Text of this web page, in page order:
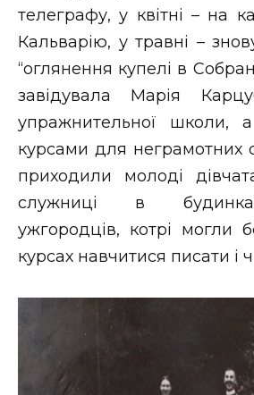
телеграфу, у квітні – на
Кальварію, у травні –
“оглянення купелі в
завідувала Марія
упражнительної школи,
курсами для неграмотних
приходили молоді
служниці в
ужгородців, котрі могли
курсах навчитися писати і